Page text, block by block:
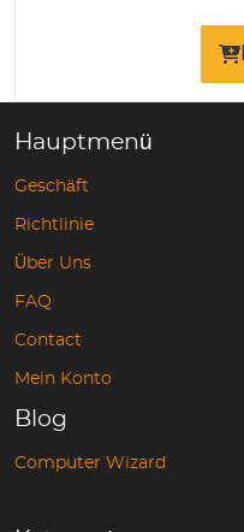
Hauptmenü
Geschäft
Richtlinie
Über Uns
FAQ
Contact
Mein Konto
Blog
Computer Wizard